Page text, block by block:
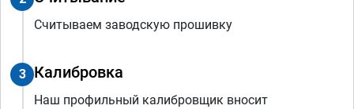
Считываем заводскую прошивку
3 Калибровка
Наш профильный калибровщик вносит